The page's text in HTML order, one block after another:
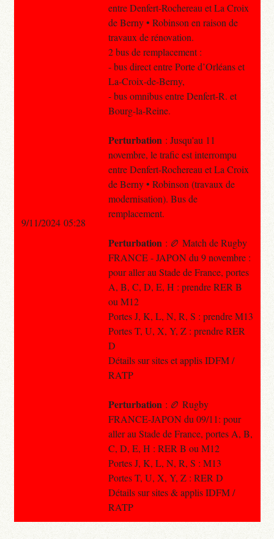
entre Denfert-Rochereau et La Croix
de Berny • Robinson en raison de
travaux de rénovation.
2 bus de remplacement :
- bus direct entre Porte d’Orléans et
La-Croix-de-Berny,
- bus omnibus entre Denfert-R. et
Bourg-la-Reine.
Perturbation : Jusqu'au 11
novembre, le trafic est interrompu
entre Denfert-Rochereau et La Croix
de Berny • Robinson (travaux de
modernisation). Bus de
remplacement.
Perturbation : 🏉 Match de Rugby
FRANCE - JAPON du 9 novembre :
pour aller au Stade de France, portes
A, B, C, D, E, H : prendre RER B
ou M12
Portes J, K, L, N, R, S : prendre M13
Portes T, U, X, Y, Z : prendre RER
D
Détails sur sites et applis IDFM /
RATP
Perturbation : 🏉 Rugby
FRANCE-JAPON du 09/11: pour
aller au Stade de France, portes A, B,
C, D, E, H : RER B ou M12
Portes J, K, L, N, R, S : M13
Portes T, U, X, Y, Z : RER D
Détails sur sites & applis IDFM /
RATP
9/11/2024 05:28